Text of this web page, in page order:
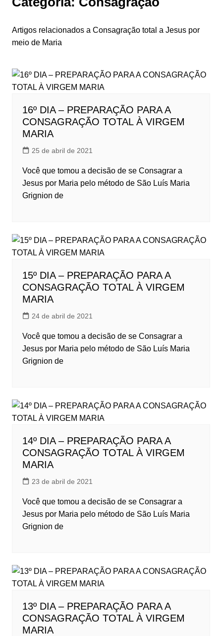
Artigos relacionados a Consagração total a Jesus por
meio de Maria
16º DIA – PREPARAÇÃO PARA A
CONSAGRAÇÃO TOTAL À VIRGEM
MARIA
25 de abril de 2021
Você que tomou a decisão de se Consagrar a
Jesus por Maria pelo método de São Luís Maria
Grignion de
15º DIA – PREPARAÇÃO PARA A
CONSAGRAÇÃO TOTAL À VIRGEM
MARIA
24 de abril de 2021
Você que tomou a decisão de se Consagrar a
Jesus por Maria pelo método de São Luís Maria
Grignion de
14º DIA – PREPARAÇÃO PARA A
CONSAGRAÇÃO TOTAL À VIRGEM
MARIA
23 de abril de 2021
Você que tomou a decisão de se Consagrar a
Jesus por Maria pelo método de São Luís Maria
Grignion de
13º DIA – PREPARAÇÃO PARA A
CONSAGRAÇÃO TOTAL À VIRGEM
MARIA